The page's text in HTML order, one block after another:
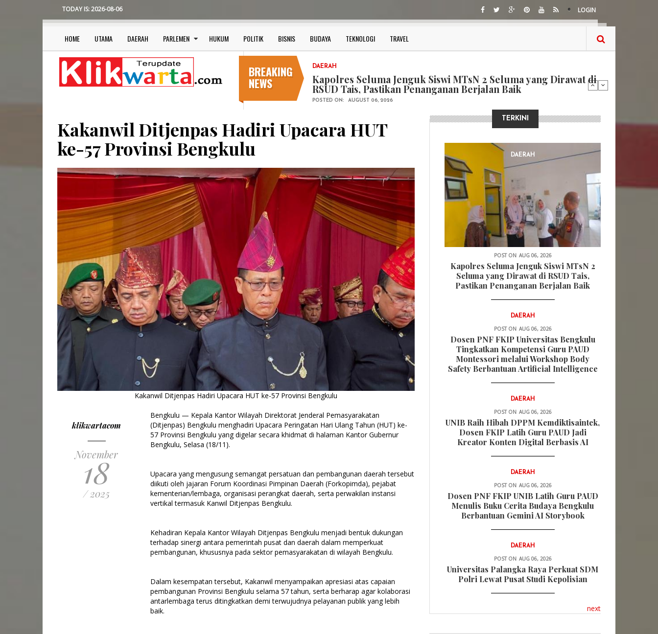
TODAY IS:2026-08-06 LOGIN
Main
navigation
HOME UTAMA DAERAH PARLEMEN HUKUM POLITIK BISNIS BUDAYA TEKNOLOGI TRAVEL
BREAKING
NEWS
DAERAH
Dosen PNF FKIP Universitas Bengkulu Tingkatkan Kompetensi
Guru PAUD Montessori melalui Workshop Body Safety
Berbantuan Artificial Intelligence
Kakanwil Ditjenpas Hadiri Upacara HUT
ke-57 Provinsi Bengkulu
Kakanwil Ditjenpas Hadiri Upacara HUT ke-57 Provinsi Bengkulu
klikwartacom
November
18
/ 2025
Bengkulu — Kepala Kantor Wilayah Direktorat Jenderal Pemasyarakatan
(Ditjenpas) Bengkulu menghadiri Upacara Peringatan Hari Ulang Tahun (HUT) ke-
57 Provinsi Bengkulu yang digelar secara khidmat di halaman Kantor Gubernur
Bengkulu, Selasa (18/11).
Upacara yang mengusung semangat persatuan dan pembangunan daerah tersebut
diikuti oleh jajaran Forum Koordinasi Pimpinan Daerah (Forkopimda), pejabat
kementerian/lembaga, organisasi perangkat daerah, serta perwakilan instansi
vertikal termasuk Kanwil Ditjenpas Bengkulu.
Kehadiran Kepala Kantor Wilayah Ditjenpas Bengkulu menjadi bentuk dukungan
terhadap sinergi antara pemerintah pusat dan daerah dalam memperkuat
pembangunan, khususnya pada sektor pemasyarakatan di wilayah Bengkulu.
Dalam kesempatan tersebut, Kakanwil menyampaikan apresiasi atas capaian
pembangunan Provinsi Bengkulu selama 57 tahun, serta berharap agar kolaborasi
antarlembaga terus ditingkatkan demi terwujudnya pelayanan publik yang lebih
baik.
TERKINI
DAERAH
POST ON AUG 06, 2026
Kapolres Seluma Jenguk Siswi MTsN 2
Seluma yang Dirawat di RSUD Tais,
Pastikan Penanganan Berjalan Baik
DAERAH
POST ON AUG 06, 2026
Dosen PNF FKIP Universitas Bengkulu
Tingkatkan Kompetensi Guru PAUD
Montessori melalui Workshop Body
Safety Berbantuan Artificial Intelligence
DAERAH
POST ON AUG 06, 2026
UNIB Raih Hibah DPPM Kemdiktisaintek,
Dosen FKIP Latih Guru PAUD Jadi
Kreator Konten Digital Berbasis AI
DAERAH
POST ON AUG 06, 2026
Dosen PNF FKIP UNIB Latih Guru PAUD
Menulis Buku Cerita Budaya Bengkulu
Berbantuan Gemini AI Storybook
DAERAH
POST ON AUG 06, 2026
Universitas Palangka Raya Perkuat SDM
Polri Lewat Pusat Studi Kepolisian
next